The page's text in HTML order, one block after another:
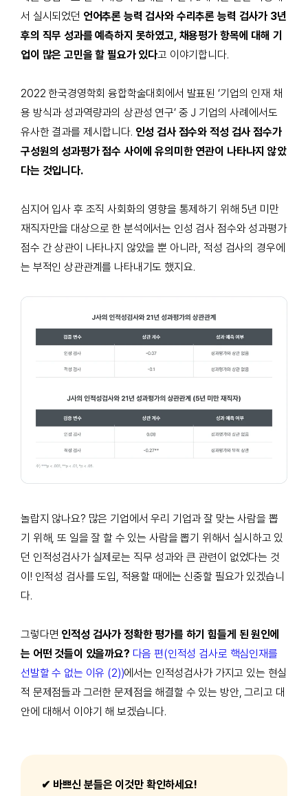
서 실시되었던 언어추론 능력 검사와 수리추론 능력 검사가 3년
후의 직무 성과를 예측하지 못하였고, 채용평가 항목에 대해 기
업이 많은 고민을 할 필요가 있다고 이야기합니다.
2022한국경영학회 융합학술대회에서 발표된‘기업의 인재 채
용 방식과 성과역량과의 상관성 연구’ 중 J 기업의 사례에서도
유사한 결과를 제시합니다. 인성 검사 점수와 적성 검사 점수가
구성원의 성과평가 점수 사이에 유의미한 연관이 나타나지 않았
다는 것입니다.
심지어 입사 후 조직 사회화의 영향을 통제하기 위해 5년 미만
재직자만을 대상으로 한 분석에서는 인성 검사 점수와 성과평가
점수 간 상관이 나타나지 않았을 뿐 아니라,적성 검사의 경우에
는 부적인 상관관계를 나타내기도 했지요.
놀랍지 않나요? 많은 기업에서 우리 기업과 잘 맞는 사람을 뽑
기 위해 ,또 일을 잘 할 수 있는 사람을 뽑기 위해서 실시하고 있
던 인적성검사가 실제로는 직무 성과와 큰 관련이 없었다는 것
이! 인적성 검사를 도입 적용할 때에는 신중할 필요가 있겠습니
다.
그렇다면 인적성 검사가 정확한 평가를 하기 힘들게 된 원인에
는 어떤 것들이 있을까요? 다음 편(인적성 검사로 핵심인재를
선발할 수 없는 이유 (2))에서는 인적성검사가 가지고 있는 현실
적 문제점들과 그러한 문제점을 해결할 수 있는 방안 ,그리고 대
안에 대해서 이야기 해 보겠습니다.
✔ 바쁘신 분들은 이것만 확인하세요!